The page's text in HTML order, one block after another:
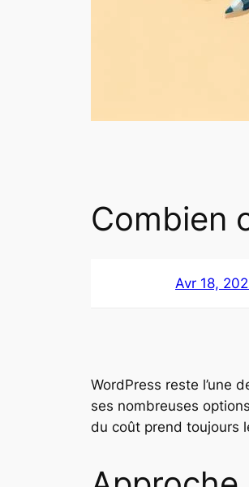
Combien
Avr 18,
WordPress reste l’une
ses nombreuses
du coût prend toujours